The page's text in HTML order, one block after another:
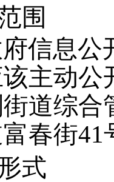
围
信息公
主动
道综
春街41
式